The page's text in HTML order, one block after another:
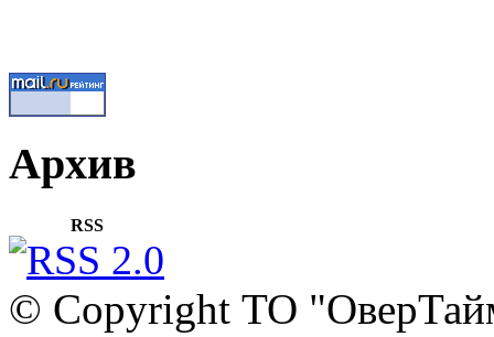
Архив
RSS
© Copyright ТО